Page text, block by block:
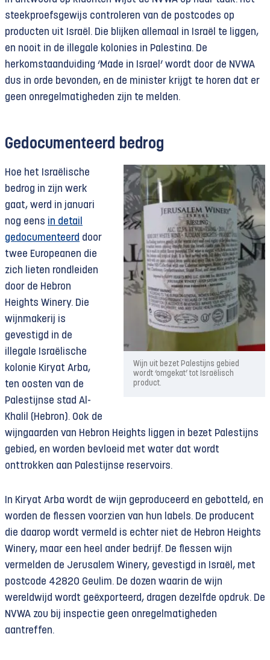
steekproefsgewijs controleren van de postcodes op
producten uit Israël. Die blijken allemaal in Israël te liggen,
en nooit in de illegale kolonies in Palestina. De
herkomstaanduiding ‘Made in Israel’ wordt door de NVWA
dus in orde bevonden, en de minister krijgt te horen dat er
geen onregelmatigheden zijn te melden.
Gedocumenteerd bedrog
Wijn uit bezet Palestijns gebied
wordt ‘omgekat’ tot Israëlisch
product.
Hoe het Israëlische
bedrog in zijn werk
gaat, werd in januari
nog eens in detail
gedocumenteerd door
twee Europeanen die
zich lieten rondleiden
door de Hebron
Heights Winery. Die
wijnmakerij is
gevestigd in de
illegale Israëlische
kolonie Kiryat Arba,
ten oosten van de
Palestijnse stad Al-
Khalil (Hebron). Ook de
wijngaarden van Hebron Heights liggen in bezet Palestijns
gebied, en worden bevloeid met water dat wordt
onttrokken aan Palestijnse reservoirs.
In Kiryat Arba wordt de wijn geproduceerd en gebotteld, en
worden de flessen voorzien van hun labels. De producent
die daarop wordt vermeld is echter niet de Hebron Heights
Winery, maar een heel ander bedrijf. De flessen wijn
vermelden de Jerusalem Winery, gevestigd in Israël, met
postcode 42820 Geulim. De dozen waarin de wijn
wereldwijd wordt geëxporteerd, dragen dezelfde opdruk. De
NVWA zou bij inspectie geen onregelmatigheden
aantreffen.